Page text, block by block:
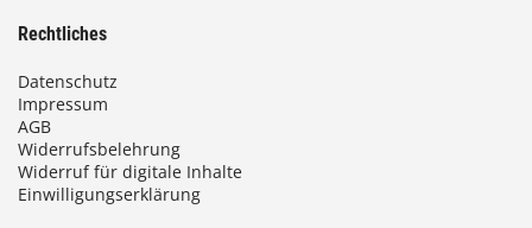
Rechtliches
Datenschutz
Impressum
AGB
Widerrufsbelehrung
Widerruf für digitale Inhalte
Einwilligungserklärung